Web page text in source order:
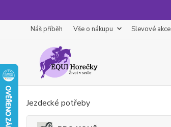
Náš příběh Vše o nákupu Slevové akce
Jezdecké potřeby